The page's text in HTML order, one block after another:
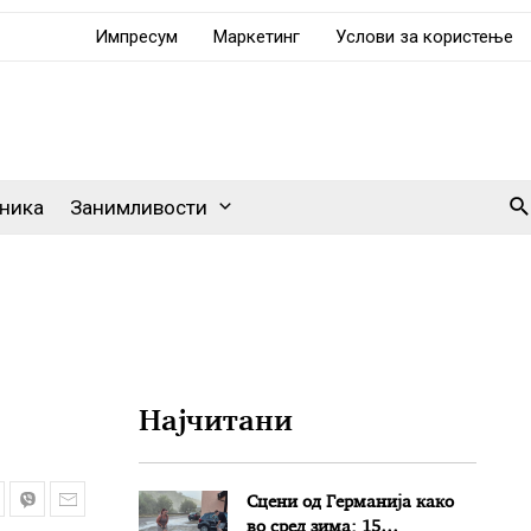
Импресум Маркетинг Услови за користење
Занимливости
Најчитани
Сцени од Германија како
во сред зима: 15